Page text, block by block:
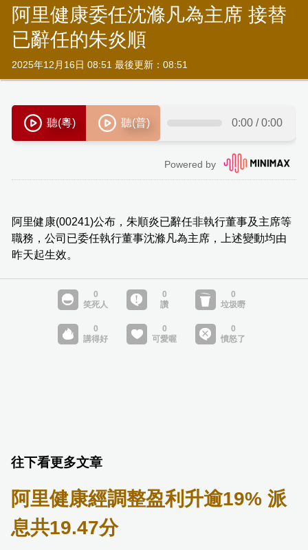
阿里健康委任沈滌凡為主席 接替
已辭任的朱炎順
2025年12月16日 08:51 最後更新：08:51
阿里健康(00241)公布，朱順炎已辭任非執行董事及主席等
職務，公司已委任執行董事沈滌凡為主席，上述變動均由
昨天起生效。
往下看更多文章
阿里健康經調整盈利升逾19% 派
息共19.47分